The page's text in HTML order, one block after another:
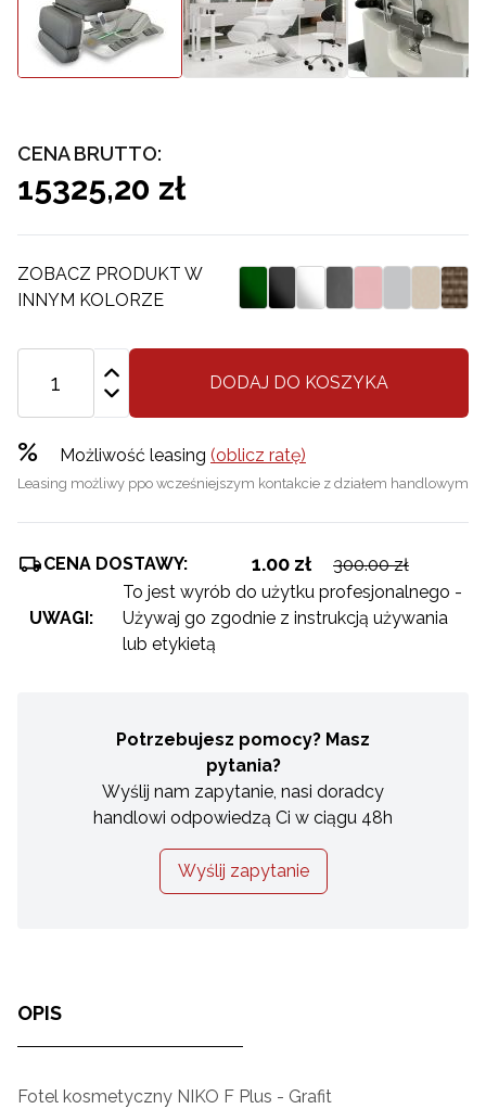
CENA BRUTTO:
15325,20 zł
ZOBACZ PRODUKT W
INNYM KOLORZE
DODAJ DO KOSZYKA
% Możliwość leasing (oblicz ratę)
Leasing możliwy ppo wcześniejszym kontakcie z działem handlowym
CENA DOSTAWY: 1.00 zł 300.00 zł
UWAGI:
To jest wyrób do użytku profesjonalnego -
Używaj go zgodnie z instrukcją używania
lub etykietą
Potrzebujesz pomocy? Masz
pytania?
Wyślij nam zapytanie, nasi doradcy
handlowi odpowiedzą Ci w ciągu 48h
Wyślij zapytanie
OPIS
Fotel kosmetyczny NIKO F Plus - Grafit